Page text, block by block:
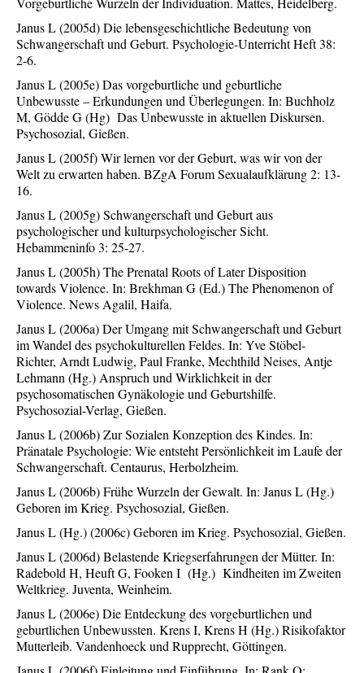
Janus L (2005d) Die lebensgeschichtliche Bedeutung von
Schwangerschaft und Geburt. Psychologie-Unterricht Heft 38:
2-6.
Janus L (2005e) Das vorgeburtliche und geburtliche
Unbewusste – Erkundungen und Überlegungen. In: Buchholz
M, Gödde G (Hg) Das Unbewusste in aktuellen Diskursen.
Psychosozial, Gießen.
Janus L (2005f) Wir lernen vor der Geburt, was wir von der
Welt zu erwarten haben. BZgA Forum Sexualaufklärung 2: 13-
16.
Janus L (2005g) Schwangerschaft und Geburt aus
psychologischer und kulturpsychologischer Sicht.
Hebammeninfo 3: 25-27.
Janus L (2005h) The Prenatal Roots of Later Disposition
towards Violence. In: Brekhman G (Ed.) The Phenomenon of
Violence. News Agalil, Haifa.
Janus L (2006a) Der Umgang mit Schwangerschaft und Geburt
im Wandel des psychokulturellen Feldes. In: Yve Stöbel-
Richter, Arndt Ludwig, Paul Franke, Mechthild Neises, Antje
Lehmann (Hg.) Anspruch und Wirklichkeit in der
psychosomatischen Gynäkologie und Geburtshilfe.
Psychosozial-Verlag, Gießen.
Janus L (2006b) Zur Sozialen Konzeption des Kindes. In:
Pränatale Psychologie: Wie entsteht Persönlichkeit im Laufe der
Schwangerschaft. Centaurus, Herbolzheim.
Janus L (2006b) Frühe Wurzeln der Gewalt. In: Janus L (Hg.)
Geboren im Krieg. Psychosozial, Gießen.
Janus L (Hg.) (2006c) Geboren im Krieg. Psychosozial, Gießen.
Janus L (2006d) Belastende Kriegserfahrungen der Mütter. In:
Radebold H, Heuft G, Fooken I (Hg.) Kindheiten im Zweiten
Weltkrieg. Juventa, Weinheim.
Janus L (2006e) Die Entdeckung des vorgeburtlichen und
geburtlichen Unbewussten. Krens I, Krens H (Hg.) Risikofaktor
Mutterleib. Vandenhoeck und Rupprecht, Göttingen.